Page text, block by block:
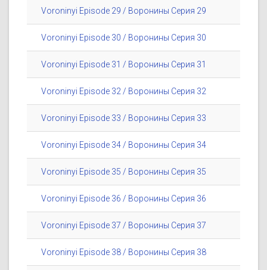
Voroninyi Episode 29 / Воронины Серия 29
Voroninyi Episode 30 / Воронины Серия 30
Voroninyi Episode 31 / Воронины Серия 31
Voroninyi Episode 32 / Воронины Серия 32
Voroninyi Episode 33 / Воронины Серия 33
Voroninyi Episode 34 / Воронины Серия 34
Voroninyi Episode 35 / Воронины Серия 35
Voroninyi Episode 36 / Воронины Серия 36
Voroninyi Episode 37 / Воронины Серия 37
Voroninyi Episode 38 / Воронины Серия 38